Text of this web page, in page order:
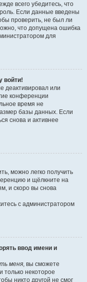
всего убедитесь, что
Если данные введены
проверить, не был ли
что допущена ошибка
для
войти!
деактивировал или
конференции
время не
базы данных. Если
снова и активнее
можно легко получить
и щёлкните на
и скоро вы снова
с администратором
ввод имени и
меня, вы сможете
только некоторое
никто другой не смог